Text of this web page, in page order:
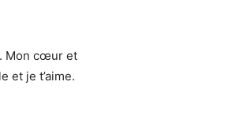
Mon cœur et
et je t’aime.